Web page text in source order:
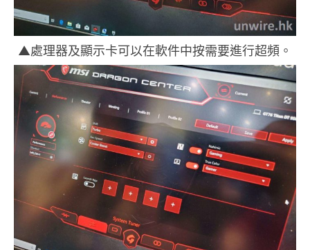
▲處理器及顯示卡可以在軟件中按需要進行超頻。